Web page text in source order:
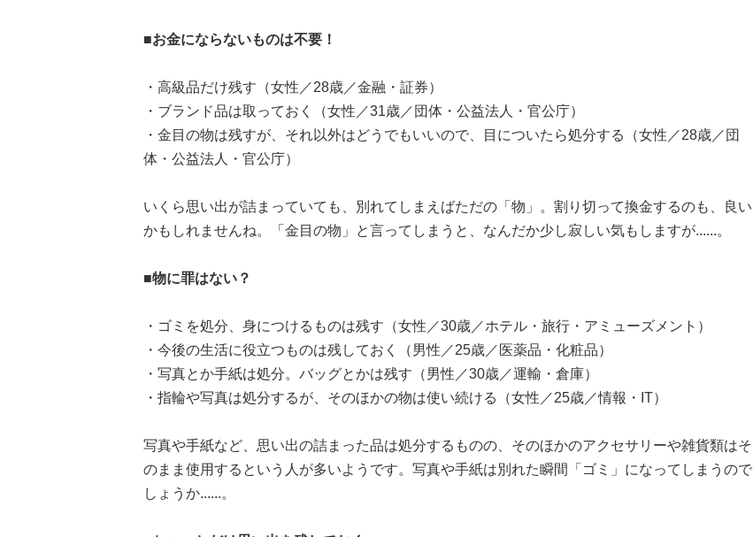
■お金にならないものは不要！
・高級品だけ残す（女性／28歳／金融・証券）
・ブランド品は取っておく（女性／31歳／団体・公益法人・官公庁）
・金目の物は残すが、それ以外はどうでもいいので、目についたら処分する（女性／28歳／団
体・公益法人・官公庁）
いくら思い出が詰まっていても、別れてしまえばただの「物」。割り切って換金するのも、良い
かもしれませんね。「金目の物」と言ってしまうと、なんだか少し寂しい気もしますが......。
■物に罪はない？
・ゴミを処分、身につけるものは残す（女性／30歳／ホテル・旅行・アミューズメント）
・今後の生活に役立つものは残しておく（男性／25歳／医薬品・化粧品）
・写真とか手紙は処分。バッグとかは残す（男性／30歳／運輸・倉庫）
・指輪や写真は処分するが、そのほかの物は使い続ける（女性／25歳／情報・IT）
写真や手紙など、思い出の詰まった品は処分するものの、そのほかのアクセサリーや雑貨類はそ
のまま使用するという人が多いようです。写真や手紙は別れた瞬間「ゴミ」になってしまうので
しょうか......。